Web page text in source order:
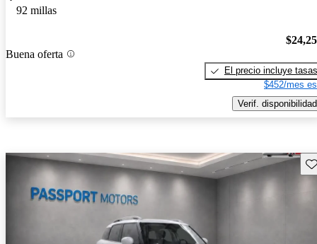
92 millas
Buena oferta
El precio incluye tasas
$452/mes
Verif. disponibilidad